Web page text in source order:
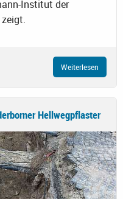
Institut der
Weiterlesen
Hellwegpflaster